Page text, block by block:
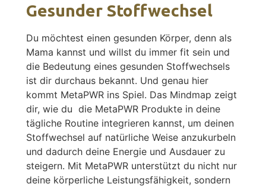
Gesunder Stoffwechsel
Du möchtest einen gesunden Körper, denn als
Mama kannst und willst du immer fit sein und
die Bedeutung eines gesunden Stoffwechsels
ist dir durchaus bekannt. Und genau hier
kommt MetaPWR ins Spiel. Das Mindmap zeigt
dir, wie du die MetaPWR Produkte in deine
tägliche Routine integrieren kannst, um deinen
Stoffwechsel auf natürliche Weise anzukurbeln
und dadurch deine Energie und Ausdauer zu
steigern. Mit MetaPWR unterstützt du nicht nur
deine körperliche Leistungsfähigkeit, sondern